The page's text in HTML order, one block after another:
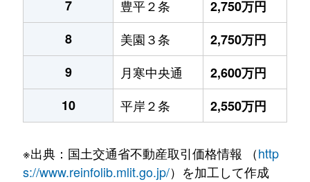
7 豊平２条
2,750万円
8
美園３条
2,750万円
9
月寒中央通
2,600万円
10
平岸２条 2,550万円
※出典：国土交通省不動産取引価格情報 （http
s://www.reinfolib.mlit.go.jp/）を加工して作成